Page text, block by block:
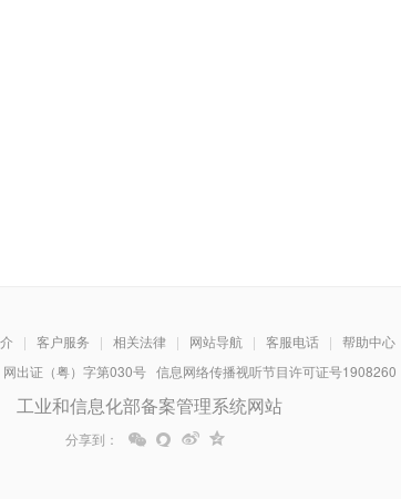
| 客户服务 | 相关法律 | 网站导航 | 客服电话 | 帮助中心
出证（粤）字第030号 信息网络传播视听节目许可证号
工业和信息化部备案管理系统网站
分享到：